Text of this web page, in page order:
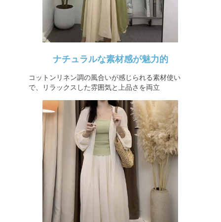
ナチュラルな素材感が魅力的
コットンリネン調の風合いが感じられる素材使い
で、リラックスした雰囲気と上品さを両立